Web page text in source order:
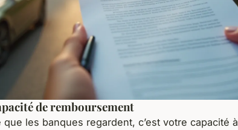
de remboursement
les banques regardent, c’est votre capacité à